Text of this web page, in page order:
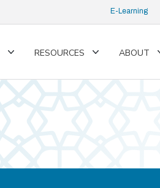
E-Learning
ToggleRESOURCES
ToggleABOUT